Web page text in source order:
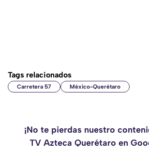
Tags relacionados
Carretera 57 México-Querétaro
¡No te pierdas nuestro
TV Azteca Querétaro en